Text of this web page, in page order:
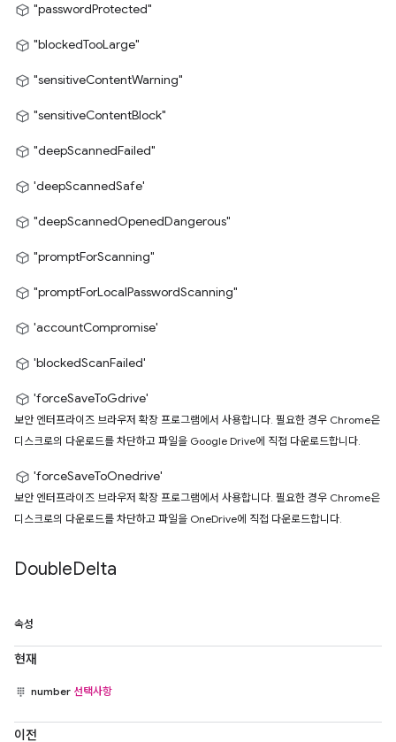
"passwordProtected"
"blockedTooLarge"
"sensitiveContentWarning"
"sensitiveContentBlock"
"deepScannedFailed"
'deepScannedSafe'
"deepScannedOpenedDangerous"
"promptForScanning"
"promptForLocalPasswordScanning"
'accountCompromise'
'blockedScanFailed'
'forceSaveToGdrive'
보안 엔터프라이즈 브라우저 확장 프로그램에서 사용합니다. 필요한 경우 Chrome은
디스크로의 다운로드를 차단하고 파일을 Google Drive에 직접 다운로드합니다.
'forceSaveToOnedrive'
보안 엔터프라이즈 브라우저 확장 프로그램에서 사용합니다. 필요한 경우 Chrome은
디스크로의 다운로드를 차단하고 파일을 OneDrive에 직접 다운로드합니다.
DoubleDelta
속성
현재
number 선택사항
이전